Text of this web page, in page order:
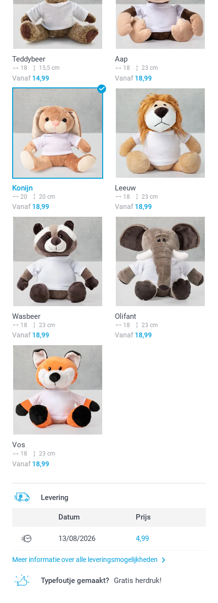
Teddybeer
18 15,5 cm
Vanaf 14,99
Aap
18 23 cm
Vanaf18,99
Konijn
20 20 cm
Vanaf 18,99
Leeuw
18 23 cm
Vanaf18,99
Wasbeer
18 23 cm
Vanaf 18,99
Olifant
18 23 cm
Vanaf18,99
Vos
18 23 cm
Vanaf 18,99
Levering
Datum Prijs
13/08/2026 4,99
Meer informatie over alle leveringsmogelijkheden
Typefoutje gemaakt? Gratis herdruk!